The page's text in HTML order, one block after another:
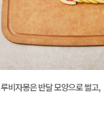
루비자몽은 반달 모양으로 썰고,